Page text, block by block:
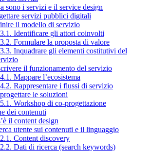
sono i servizi e il service design
servizi pubblici digitali
il modello di servizio
Identificare gli attori coinvolti
Formulare la proposta di valore
Inquadrare gli elementi costitutivi del
il funzionamento del servizio
Mappare l’ecosistema
Rappresentare i flussi di servizio
le soluzioni
Workshop di co-progettazione
dei contenuti
il content design
utente sui contenuti e il linguaggio
Content discovery
Dati di ricerca (search keywords)